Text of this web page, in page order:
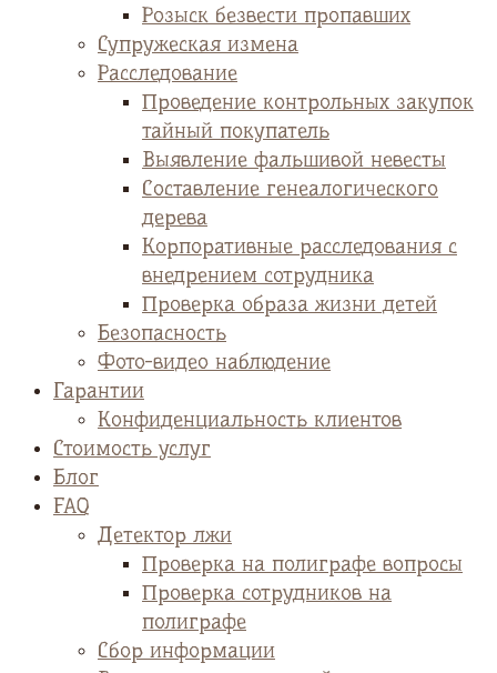
Розыск безвести пропавших
Супружеская измена
Расследование
Проведение контрольных закупок
тайный покупатель
Выявление фальшивой невесты
Cоставление генеалогического
дерева
Корпоративные расследования с
внедрением сотрудника
Проверка образа жизни детей
Безопасность
Фото-видео наблюдение
Гарантии
Конфиденциальность клиентов
Стоимость услуг
Блог
FAQ
Детектор лжи
Проверка на полиграфе вопросы
Проверка сотрудников на
полиграфе
Сбор информации